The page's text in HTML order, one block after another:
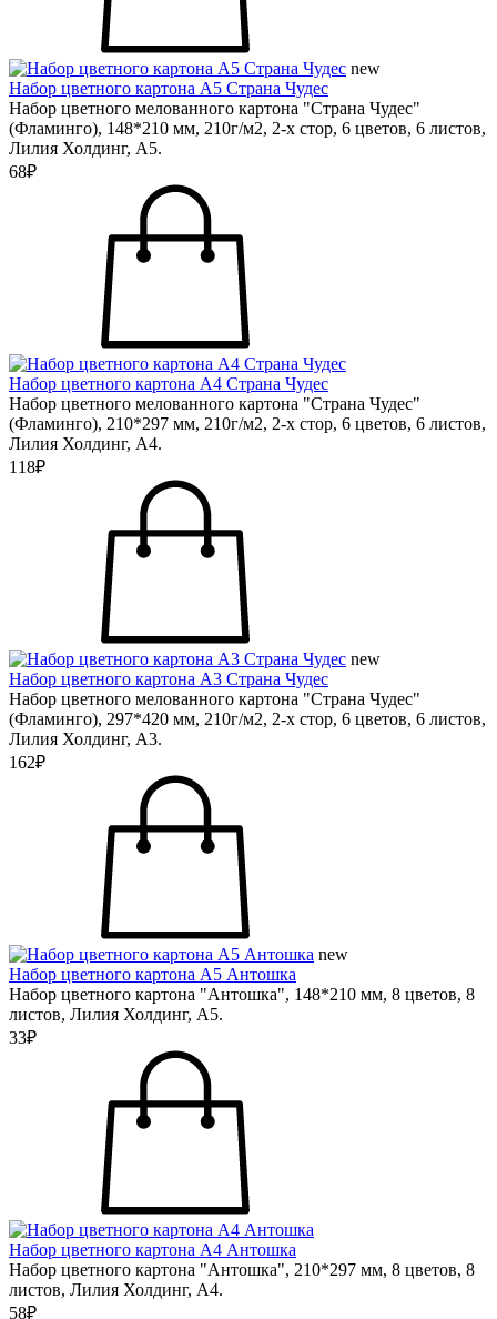
new
Набор цветного картона А5 Страна Чудес
Набор цветного мелованного картона "Страна Чудес"
(Фламинго), 148*210 мм, 210г/м2, 2-х стор, 6 цветов, 6 листов,
Лилия Холдинг, А5.
68₽
Набор цветного картона А4 Страна Чудес
Набор цветного мелованного картона "Страна Чудес"
(Фламинго), 210*297 мм, 210г/м2, 2-х стор, 6 цветов, 6 листов,
Лилия Холдинг, А4.
118₽
new
Набор цветного картона А3 Страна Чудес
Набор цветного мелованного картона "Страна Чудес"
(Фламинго), 297*420 мм, 210г/м2, 2-х стор, 6 цветов, 6 листов,
Лилия Холдинг, А3.
162₽
new
Набор цветного картона А5 Антошка
Набор цветного картона "Антошка", 148*210 мм, 8 цветов, 8
листов, Лилия Холдинг, А5.
33₽
Набор цветного картона А4 Антошка
Набор цветного картона "Антошка", 210*297 мм, 8 цветов, 8
листов, Лилия Холдинг, А4.
58₽